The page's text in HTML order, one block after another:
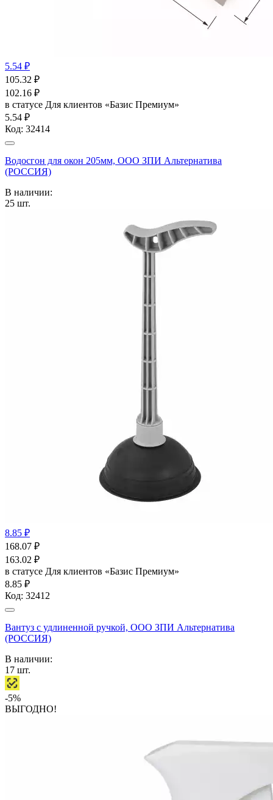
5.54 ₽
105.32 ₽
102.16 ₽
в статусе Для клиентов «Базис Премиум»
5.54 ₽
Код: 32414
Водосгон для окон 205мм, ООО ЗПИ Альтернатива
(РОССИЯ)
В наличии:
25 шт.
8.85 ₽
168.07 ₽
163.02 ₽
в статусе Для клиентов «Базис Премиум»
8.85 ₽
Код: 32412
Вантуз с удлиненной ручкой, ООО ЗПИ Альтернатива
(РОССИЯ)
В наличии:
17 шт.
-5%
ВЫГОДНО!